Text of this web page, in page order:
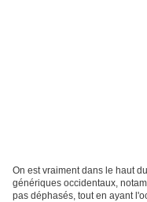
On est vraiment dans le haut
génériques occidentaux,
pas déphasés, tout en ayant